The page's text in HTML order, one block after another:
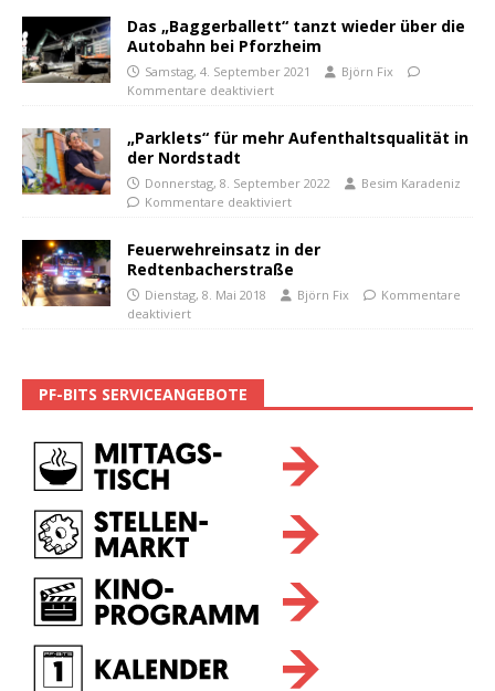
Das „Baggerballett“ tanzt wieder über die
Autobahn bei Pforzheim
Samstag, 4. September 2021
Björn Fix
Kommentare deaktiviert
„Parklets“ für mehr Aufenthaltsqualität in
der Nordstadt
Donnerstag, 8. September 2022
Besim Karadeniz
Kommentare deaktiviert
Feuerwehreinsatz in der
Redtenbacherstraße
Dienstag, 8. Mai 2018 Björn Fix
Kommentare
deaktiviert
PF-BITS SERVICEANGEBOTE